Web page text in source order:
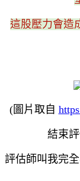
這股壓力會造
(圖片取自
結束
評估師叫我完